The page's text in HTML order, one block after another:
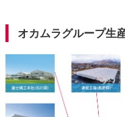
オカムラグループ生